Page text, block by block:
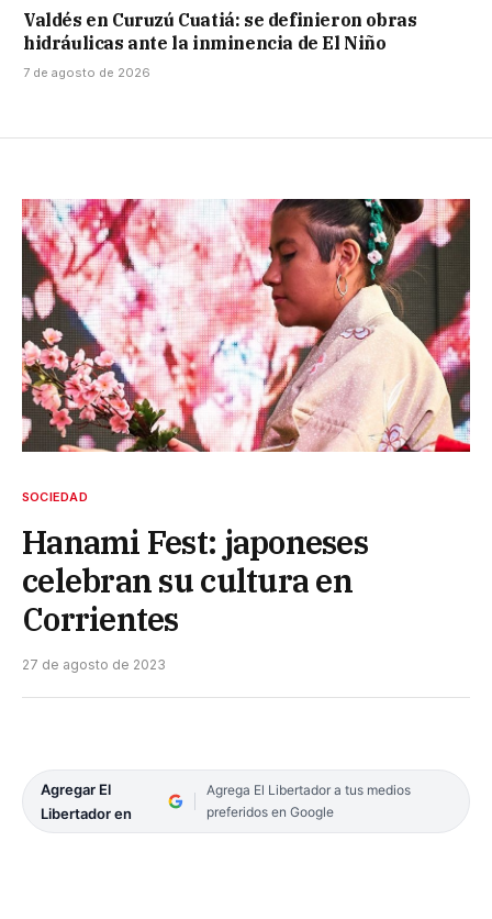
Valdés en Curuzú Cuatiá: se definieron obras
hidráulicas ante la inminencia de El Niño
7 de agosto de 2026
SOCIEDAD
Hanami Fest: japoneses
celebran su cultura en
Corrientes
27 de agosto de 2023
Agregar El
Libertador en
Agrega El Libertador a tus medios
preferidos en Google